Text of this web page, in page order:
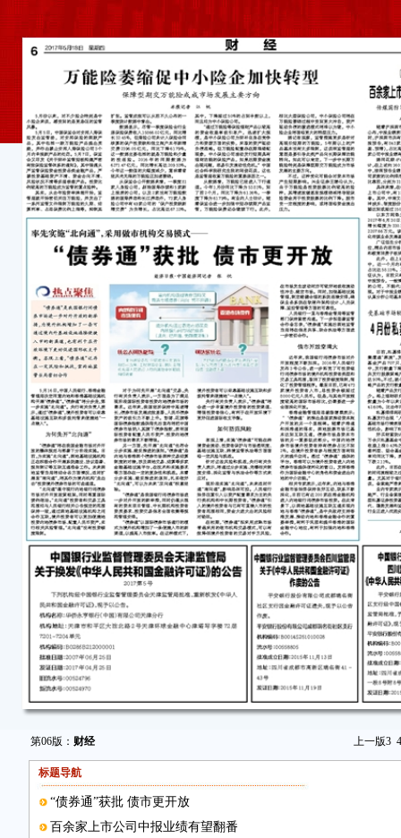
第06版： 财经 上一版3 4
标题导航
“债券通”获批 债市更开放
百余家上市公司中报业绩有望翻番